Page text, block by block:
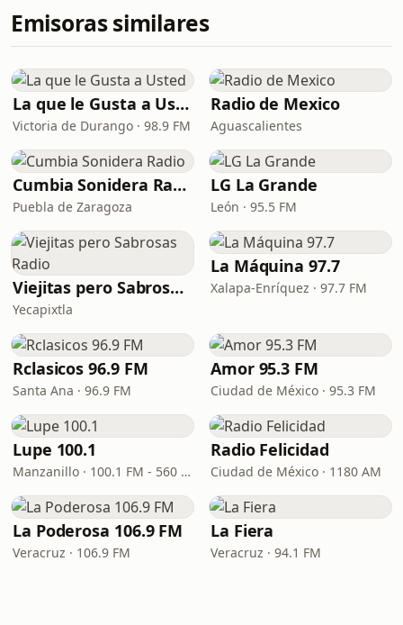
Emisoras similares
La que le Gusta a Usted
Victoria de Durango · 98.9 FM
Radio de Mexico
Aguascalientes
Cumbia Sonidera Radio
Puebla de Zaragoza
LG La Grande
León · 95.5 FM
Viejitas pero Sabrosas Radio
Yecapixtla
La Máquina 97.7
Xalapa-Enríquez · 97.7 FM
Rclasicos 96.9 FM
Santa Ana · 96.9 FM
Amor 95.3 FM
Ciudad de México · 95.3 FM
Lupe 100.1
Manzanillo · 100.1 FM - 560 AM
Radio Felicidad
Ciudad de México · 1180 AM
La Poderosa 106.9 FM
Veracruz · 106.9 FM
La Fiera
Veracruz · 94.1 FM